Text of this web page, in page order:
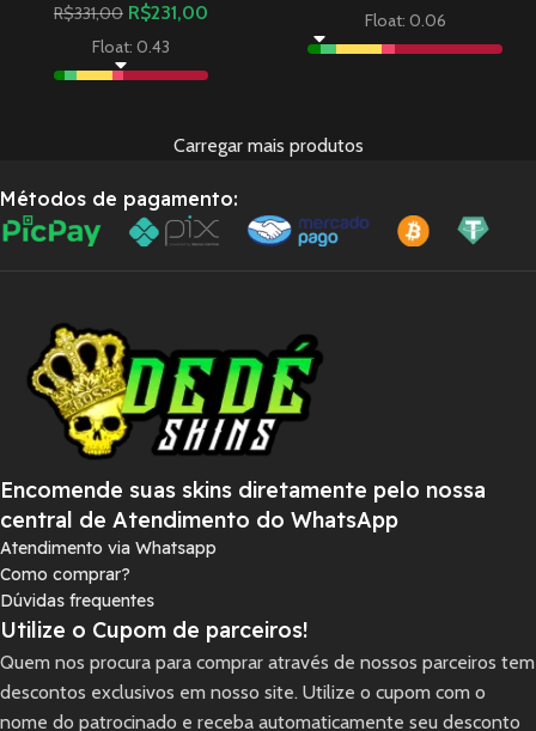
R$331,00 R$231,00
Float: 0.43
Float: 0.06
Carregar mais produtos
Métodos de pagamento:
Encomende suas skins diretamente pelo nossa
central de Atendimento do WhatsApp
Atendimento via Whatsapp
Como comprar?
Dúvidas frequentes
Utilize o Cupom de parceiros!
Quem nos procura para comprar através de nossos parceiros tem
descontos exclusivos em nosso site. Utilize o cupom com o
nome do patrocinado e receba automaticamente seu desconto